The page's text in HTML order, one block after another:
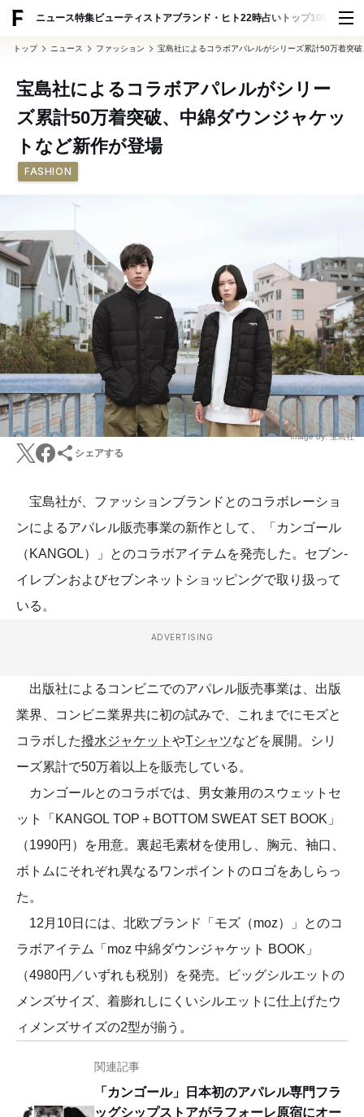
ニュース特集ビューティ ストアブランド・ヒト22時占い トップ100 スナッ
トップ ニュース ファッション 宝島社によるコラボアパレルがシリーズ累計50万着突
宝島社によるコラボアパレルがシリー
ズ累計50万着突破、中綿ダウンジャケッ
トなど新作が登場
FASHION
Image by: 宝島社
シェアする
宝島社が、ファッションブランドとのコラボレーショ
ンによるアパレル販売事業の新作として、「カンゴール
（KANGOL）」とのコラボアイテムを発売した。セブン-
イレブンおよびセブンネットショッピングで取り扱って
いる。
ADVERTISING
出版社によるコンビニでのアパレル販売事業は、出版
業界、コンビニ業界共に初の試みで、これまでにモズと
コラボした撥水ジャケット やTシャツなどを展開。シリ
ーズ累計で50万着以上を販売している。
カンゴールとのコラボでは、男女兼用のスウェットセ
ット「KANGOL TOP＋BOTTOM SWEAT SET BOOK」
（1990円）を用意。裏起毛素材を使用し、胸元、袖口、
ボトムにそれぞれ異なるワンポイントのロゴをあしらっ
た。
12月10日には、北欧ブランド「モズ（moz）」とのコ
ラボアイテム「moz 中綿ダウンジャケット BOOK」
（4980円／いずれも税別）を発売。ビッグシルエットの
メンズサイズ、着膨れしにくいシルエットに仕上げたウ
ィメンズサイズの2型が揃う。
関連記事
「カンゴール」日本初のアパレル専門フラ
ッグシップストアがラフォーレ原宿にオー